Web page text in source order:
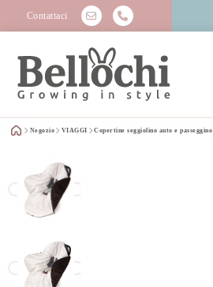
Contattaci
Negozio VIAGGI Copertine seggiolino auto e passeggino